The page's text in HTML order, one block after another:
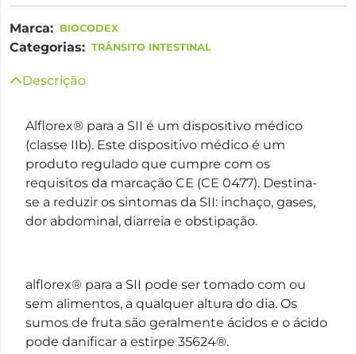
Marca: BIOCODEX
Categorias: TRÂNSITO INTESTINAL
Descrição
Alflorex® para a SII é um dispositivo médico
(classe IIb). Este dispositivo médico é um
produto regulado que cumpre com os
requisitos da marcação CE (CE 0477). Destina-
se a reduzir os sintomas da SII: inchaço, gases,
dor abdominal, diarreia e obstipação.
alflorex® para a SII pode ser tomado com ou
sem alimentos, a qualquer altura do dia. Os
sumos de fruta são geralmente ácidos e o ácido
pode danificar a estirpe 35624®.